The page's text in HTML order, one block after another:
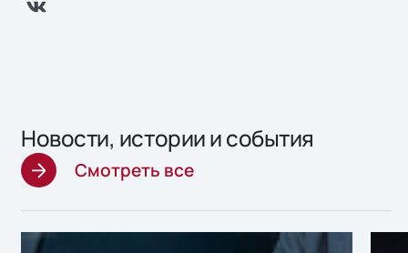
Новости, истории и события
Смотреть все